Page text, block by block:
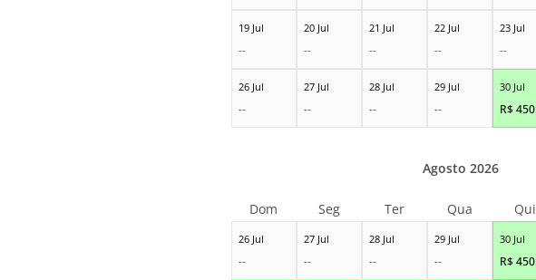
19 Jul
--
20 Jul
--
21 Jul
--
22 Jul
--
23 Jul
--
26 Jul
--
27 Jul
--
28 Jul
--
29 Jul
--
30 Jul
R$450
26 Jul
--
27 Jul
--
28 Jul
--
29 Jul
--
30 Jul
R$450
Agosto 2026
Dom Seg Ter Qua Qui